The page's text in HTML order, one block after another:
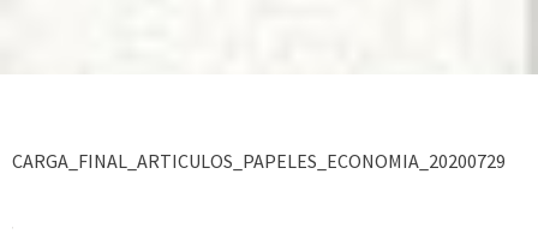
CARGA_FINAL_ARTICULOS_PAPELES_ECONOMIA_20200729